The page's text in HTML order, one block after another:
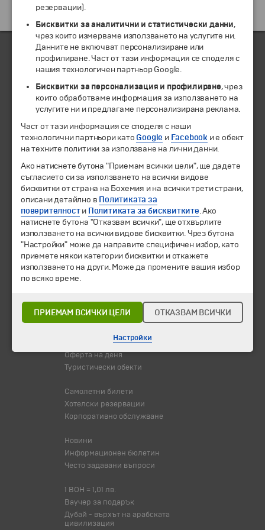
Екскурзии и почивки до Италия »
ЧЛЕН НА
© 1994-2026 Бохемия ООД.Всички права запазени.
Екскурзии и почивки
Направления
Календар
Всички програми от А до Я
Потвърдени дати
Оферта на деня
Туристически обекти
Самолетни билети
Хотелски резервации
Корпоративно обслужване
Новини
Информационен бюлетин
Често задавани въпроси
1 BOH = 1,01 лв.
Ваучер за подарък
Дубай - върхът на арабската
цивилизация
резервации).
Бисквитки за аналитични и статистически данни,
чрез които измерваме използването на услугите ни.
Данните не включват персонализиране или
профилиране. Част от тази информация се споделя с
нашия технологичен партньор Google.
Бисквитки за персонализация и профилиране, чрез
които обработваме информация за използването на
услугите ни и предлагаме персонализирана реклама.
Част от тази информация се споделя с наши
технологични партньори като Google и Facebook и е обект
на техните политики за използване на лични данни.
Ако натиснете бутона "Приемам всички цели", ще дадете
съгласието си за използването на всички видове
бисквитки от страна на Бохемия и на всички трети страни,
описани детайлно в Политиката за
поверителности Политиката за бисквитките. Ако
натиснете бутона "Отказвам всички", ще отхвърлите
използването на всички видове бисквитки. Чрез бутона
"Настройки" може да направите специфичен избор, като
приемете някои категории бисквитки и откажете
използването на други. Може да промените вашия избор
по всяко време.
ПРИЕМАМ ВСИЧКИ ЦЕЛИ ОТКАЗВАМ ВСИЧКИ
Настройки